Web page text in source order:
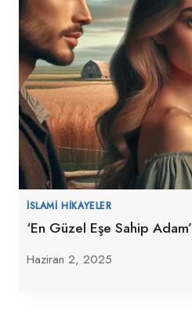
İSLAMI HIKAYELER
‘En Güzel Eşe Sahip Adam’
Haziran 2, 2025